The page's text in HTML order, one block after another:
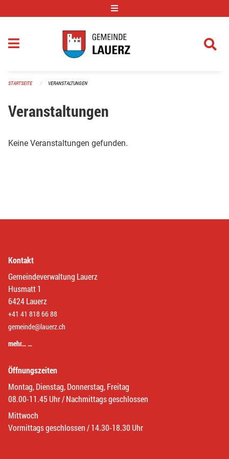
STARTSEITE VERANSTALTUNGEN
Veranstaltungen
Keine Veranstaltungen gefunden.
Kontakt
Gemeindeverwaltung Lauerz
Husmatt 1
6424 Lauerz
+41 41 818 66 88
gemeinde@lauerz.ch
mehr… …
Öffnungszeiten
Montag, Dienstag, Donnerstag, Freitag
08.00-11.45 Uhr / Nachmittags geschlossen
Mittwoch
Vormittags geschlossen / 14.30-18.30 Uhr